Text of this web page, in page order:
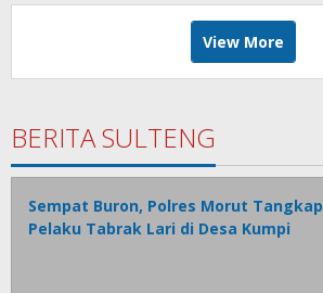
View More
BERITA SULTENG
Sempat Buron, Polres Morut Tangkap
Pelaku Tabrak Lari di Desa Kumpi